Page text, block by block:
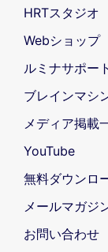
ン
HRTスタジオ
Webショップ
ルミナサポート
ブレインマシ
メディア掲載
YouTube
無料ダウンロ
メールマガジ
お問い合わせ